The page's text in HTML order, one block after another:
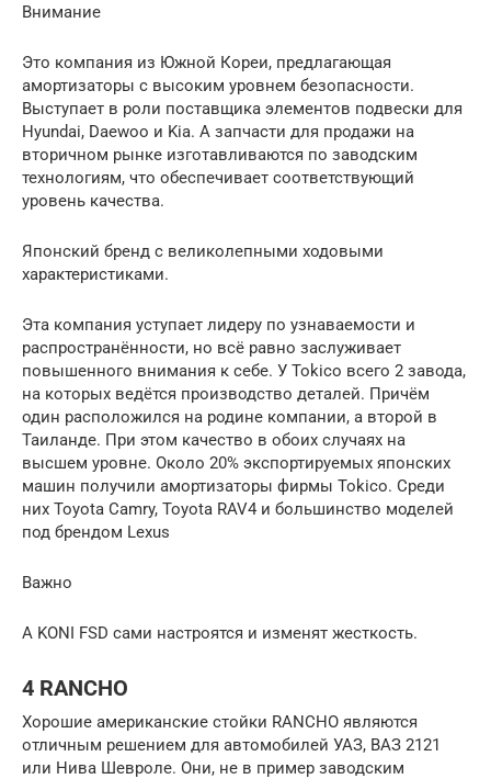
Внимание
Это компания из Южной Кореи, предлагающая
амортизаторы с высоким уровнем безопасности.
Выступает в роли поставщика элементов подвески для
Hyundai, Daewoo и Kia. А запчасти для продажи на
вторичном рынке изготавливаются по заводским
технологиям, что обеспечивает соответствующий
уровень качества.
Японский бренд с великолепными ходовыми
характеристиками.
Эта компания уступает лидеру по узнаваемости и
распространённости, но всё равно заслуживает
повышенного внимания к себе. У Tokico всего 2 завода,
на которых ведётся производство деталей. Причём
один расположился на родине компании, а второй в
Таиланде. При этом качество в обоих случаях на
высшем уровне. Около 20% экспортируемых японских
машин получили амортизаторы фирмы Tokico. Среди
них Toyota Camry, Toyota RAV4 и большинство моделей
под брендом Lexus
Важно
А KONI FSD сами настроятся и изменят жесткость.
4 RANCHO
Хорошие американские стойки RANCHO являются
отличным решением для автомобилей УАЗ, ВАЗ 2121
или Нива Шевроле. Они, не в пример заводским